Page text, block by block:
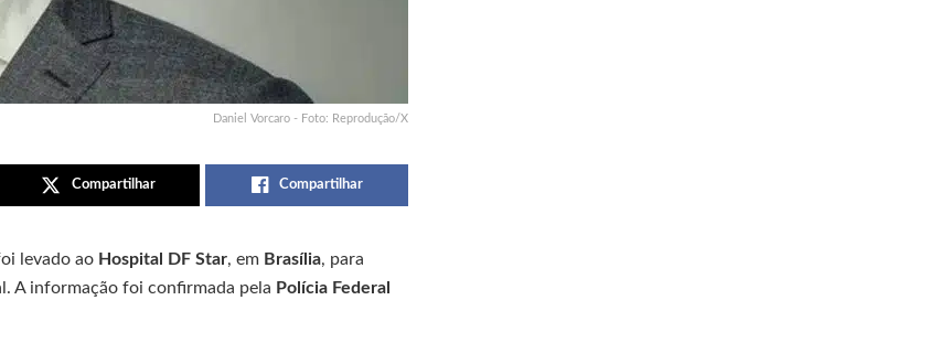
Daniel Vorcaro - Foto: Reprodução/X
Compartilhar Compartilhar
levado ao Hospital DF Star, em Brasília, para
A informação foi confirmada pela Polícia Federal